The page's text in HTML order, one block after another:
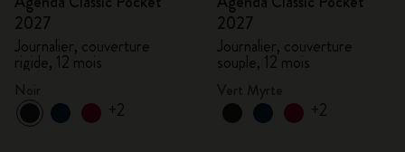
2027
Journalier, couverture
rigide, 12 mois
+2
2027
Journalier, couverture
souple, 12 mois
+2